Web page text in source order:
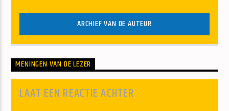
ARCHIEF VAN DE AUTEUR
MENINGEN VAN DE LEZER
LAAT EEN REACTIE ACHTER